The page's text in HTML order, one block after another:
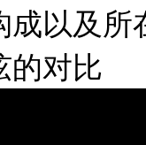
成以及所
的对比